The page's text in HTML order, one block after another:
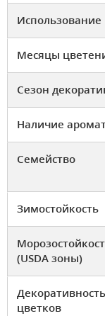
Использование
Месяцы
Сезон
Наличие
Семейство
Зимостойкость
(USDA зоны)
Декоративность
цветков